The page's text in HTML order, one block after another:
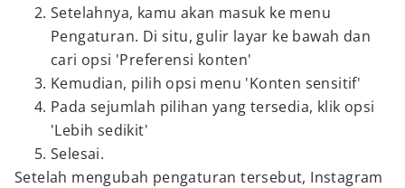
Setelahnya, kamu akan masuk ke menu
Pengaturan. Di situ, gulir layar ke bawah dan
cari opsi 'Preferensi konten'
Kemudian, pilih opsi menu 'Konten sensitif'
Pada sejumlah pilihan yang tersedia, klik opsi
'Lebih sedikit'
Selesai.
Setelah mengubah pengaturan tersebut, Instagram